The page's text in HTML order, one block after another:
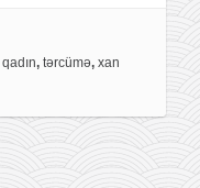
qadın, tərcümə, xan